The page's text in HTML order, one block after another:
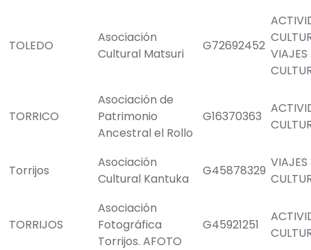
TOLEDO
Asociación
Cultural Matsuri
G72692452
VIAJES
TORRICO
Asociación de
Patrimonio
Ancestral el Rollo
G16370363
Torrijos
Asociación
Cultural Kantuka
G45878329
VIAJES
TORRIJOS
Asociación
Fotográfica
Torrijos. AFOTO
G45921251